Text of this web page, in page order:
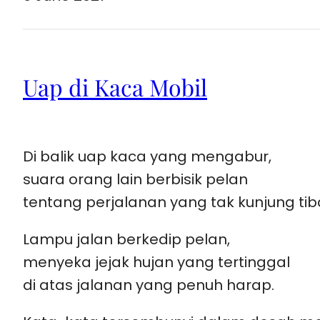
Uap di Kaca Mobil
Di balik uap kaca yang mengabur,
suara orang lain berbisik pelan
tentang perjalanan yang tak kunjung
Lampu jalan berkedip pelan,
menyeka jejak hujan yang tertinggal
di atas jalanan yang penuh harap.